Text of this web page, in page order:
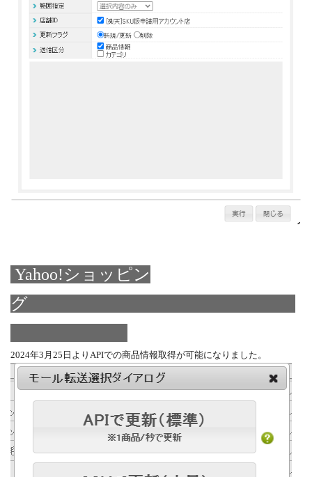
Yahoo!ショッピン
グ
2024年3月25日よりAPIでの商品情報取得が可能になりました。